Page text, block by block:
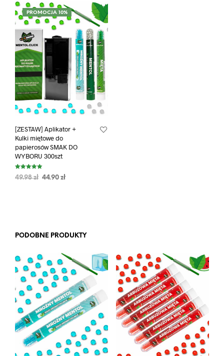
PROMOCJA 10%
[ZESTAW] Aplikator +
Kulki miętowe do
papierosów SMAK DO
WYBORU 300szt
Oceniono
5.00
49.98zł 44.90 zł
PODOBNE PRODUKTY